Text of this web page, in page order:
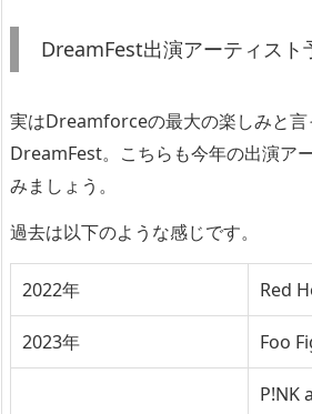
DreamFest出演アーティスト
実はDreamforceの最大の楽しみと言
DreamFest。こちらも今年の出演ア
みましょう。
過去は以下のような感じです。
2022年 Red
2023年 Foo
P!NK